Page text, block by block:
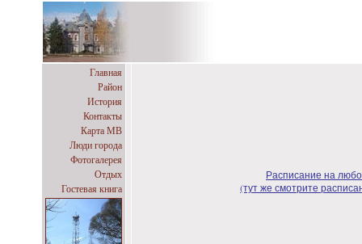
Главная
Район
История
Контакты
Карта МВ
Люди города
Фотогалерея
Отдых
Гостевая книга
Расписание на
(тут же смотрите